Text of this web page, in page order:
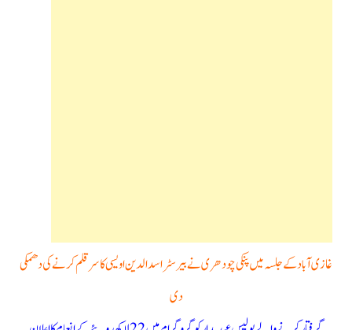
غازی آباد کے جلسہ میں پنکی چودھری نے بیرسٹر اسدالدین اویسی کا سر قلم کرنے کی دھمکی
دی